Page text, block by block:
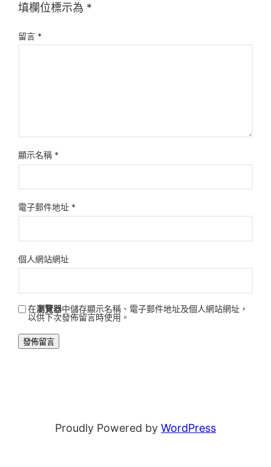
填欄位標示為 *
留言 *
顯示名稱 *
電子郵件地址 *
個人網站網址
在瀏覽器中儲存顯示名稱、電子郵件地址及個人網站網址，
以供下次發佈留言時使用。
Proudly Powered by WordPress